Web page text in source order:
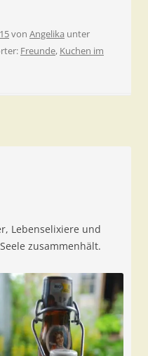
von Angelika unter
Freunde, Kuchen im
Lebenselixiere und
zusammenhält.